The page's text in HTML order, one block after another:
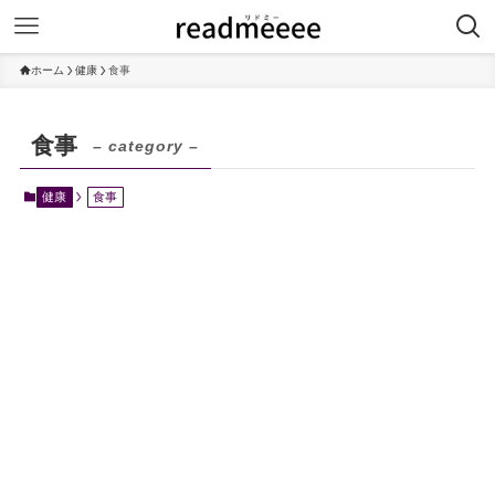
ホーム 健康 食事
食事 – category –
健康 食事